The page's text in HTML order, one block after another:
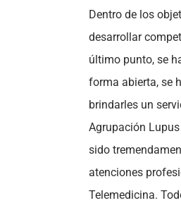
Dentro de los
desarrollar
último punto, se
forma abierta, se
brindarles un
Agrupación
sido
atenciones
Telemedicina.